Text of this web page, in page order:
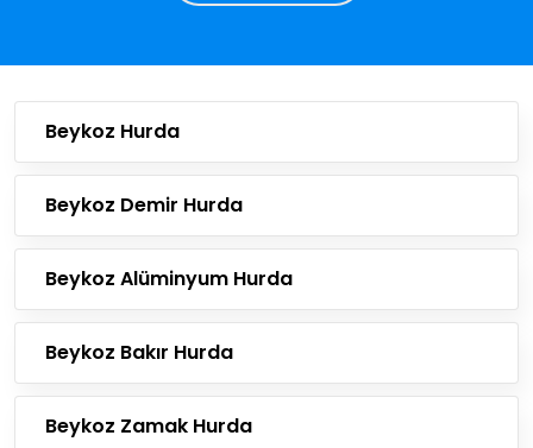
Beykoz Hurda
Beykoz Demir Hurda
Beykoz Alüminyum Hurda
Beykoz Bakır Hurda
Beykoz Zamak Hurda